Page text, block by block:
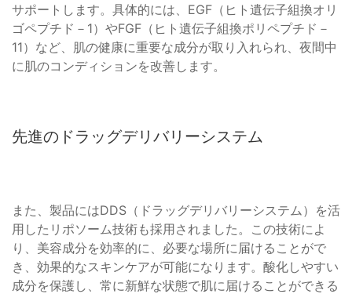
サポートします。具体的には、EGF（ヒト遺伝子組換オリ
ゴペプチド－1）やFGF（ヒト遺伝子組換ポリペプチド－
11）など、肌の健康に重要な成分が取り入れられ、夜間中
に肌のコンディションを改善します。
先進のドラッグデリバリーシステム
また、製品にはDDS（ドラッグデリバリーシステム）を活
用したリポソーム技術も採用されました。この技術によ
り、美容成分を効率的に、必要な場所に届けることがで
き、効果的なスキンケアが可能になります。酸化しやすい
成分を保護し、常に新鮮な状態で肌に届けることができる